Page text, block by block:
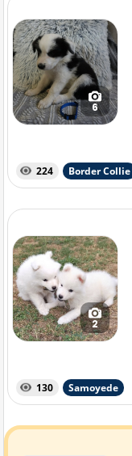
6
224 Border Collie
2
130 Samoyede